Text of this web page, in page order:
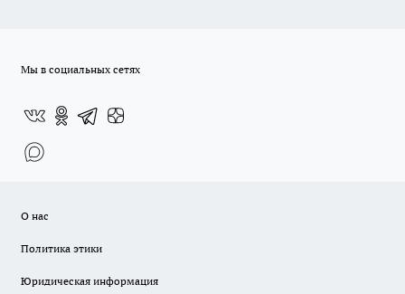
Мы в социальных сетях
О нас
Политика этики
Юридическая информация